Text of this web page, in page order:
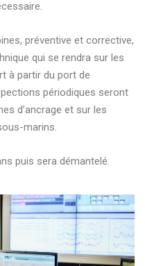
préventive et corrective,
qui se rendra sur les
à partir du port de
périodiques seront
d’ancrage et sur les
marins.
puis sera démantelé.